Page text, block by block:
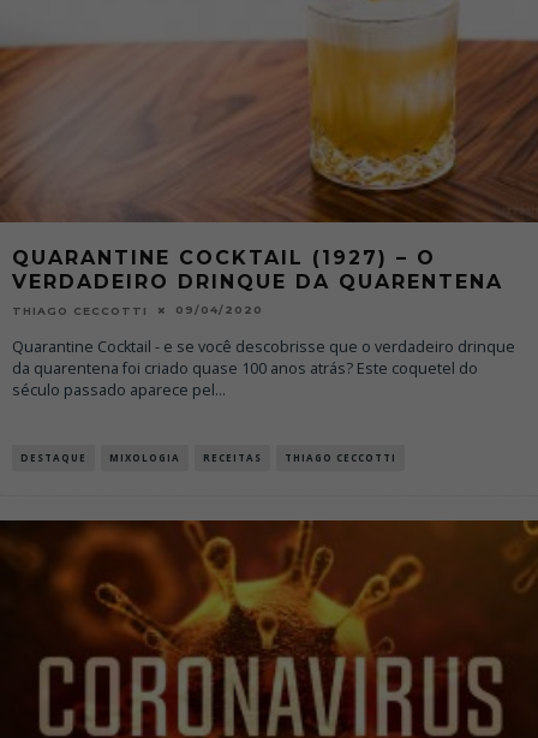
QUARANTINE COCKTAIL (1927) – O
VERDADEIRO DRINQUE DA QUARENTENA
THIAGO CECCOTTI 09/04/2020
Quarantine Cocktail - e se você descobrisse que o verdadeiro drinque
da quarentena foi criado quase 100 anos atrás? Este coquetel do
século passado aparece pel...
DESTAQUE MIXOLOGIA RECEITAS THIAGO CECCOTTI